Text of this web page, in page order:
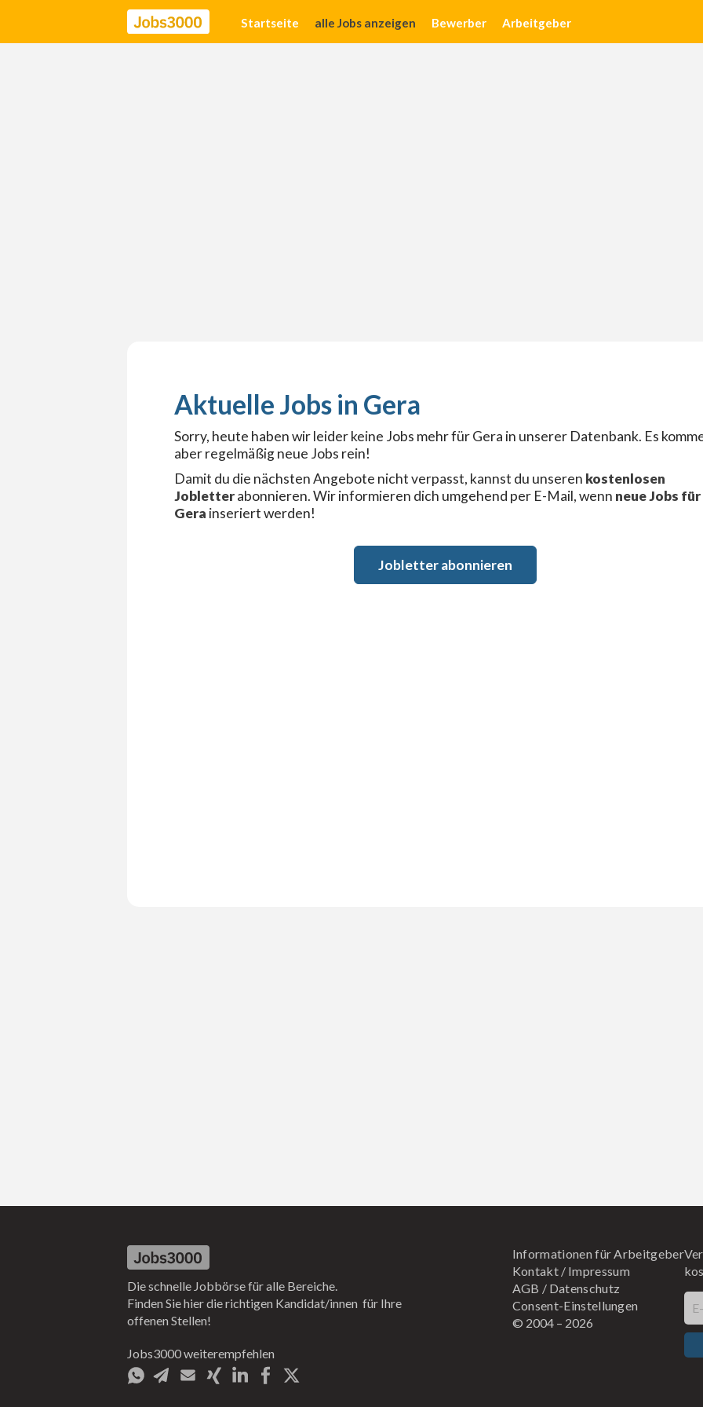
Startseite alle Jobs anzeigen Bewerber Arbeitgeber
Gera
Sorry, heute haben wir leider keine Jobs mehr für Gera in unserer Datenbank. Es
aber regelmäßig neue Jobs rein!
Damit du die nächsten Angebote nicht verpasst, kannst du unseren kostenlosen
Jobletterabonnieren. Wir informieren dich umgehend per E-Mail, wenn neue Jobs für
Gera inseriert werden!
Jobletter abonnieren
Die schnelle Jobbörse für alle Bereiche.
Finden Sie hier die richtigen Kandidat/innen für Ihre
offenen Stellen!
Jobs3000 weiterempfehlen
Informationen für Arbeitgeber
Kontakt/ Impressum
AGB / Datenschutz
Consent-Einstellungen
© 2004 – 2026